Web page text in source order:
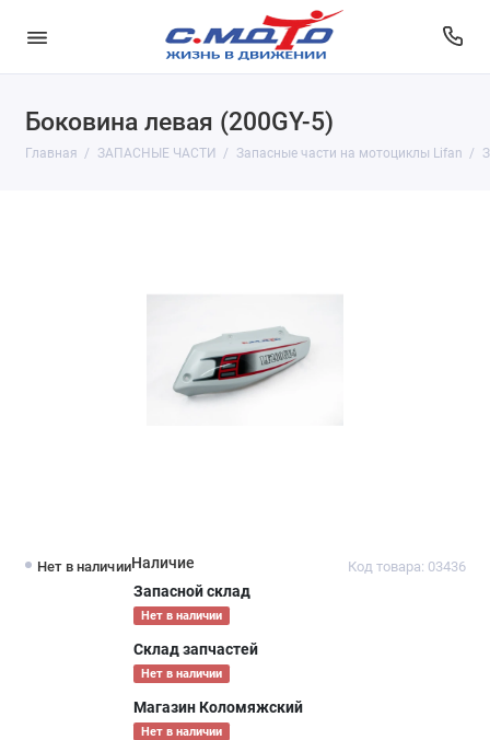
Боковина левая (200GY-5)
Главная ЗАПАСНЫЕ ЧАСТИ Запасные части на мотоциклы Lifan
Нет в наличии Код товара: 03436
Наличие
Запасной склад
Нет в наличии
Склад запчастей
Нет в наличии
Магазин Коломяжский
Нет в наличии